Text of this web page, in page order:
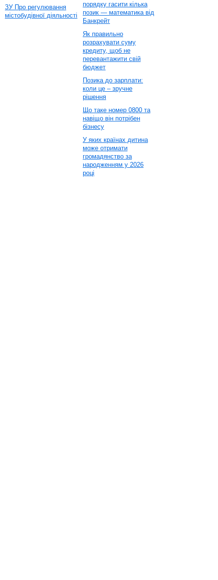
ЗУ Про регулювання
містобудівної діяльності
порядку гасити кілька
позик — математика від
Банкрейт
Як правильно
розрахувати суму
кредиту, щоб не
перевантажити свій
бюджет
Позика до зарплати:
коли це – зручне
рішення
Що таке номер 0800 та
навіщо він потрібен
бізнесу
У яких країнах дитина
може отримати
громадянство за
народженням у 2026
році